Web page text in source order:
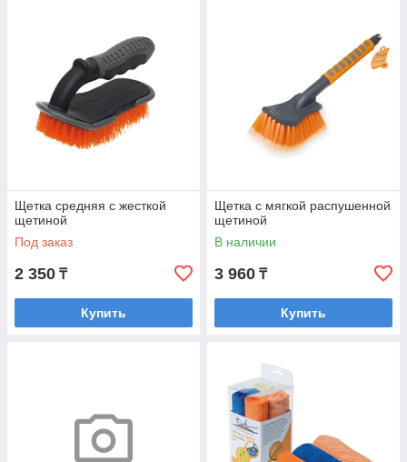
Щетка средняя с жесткой
щетиной
Под заказ
2 350 ₸
Купить
Щетка с мягкой распушенной
щетиной
В наличии
3 960 ₸
Купить